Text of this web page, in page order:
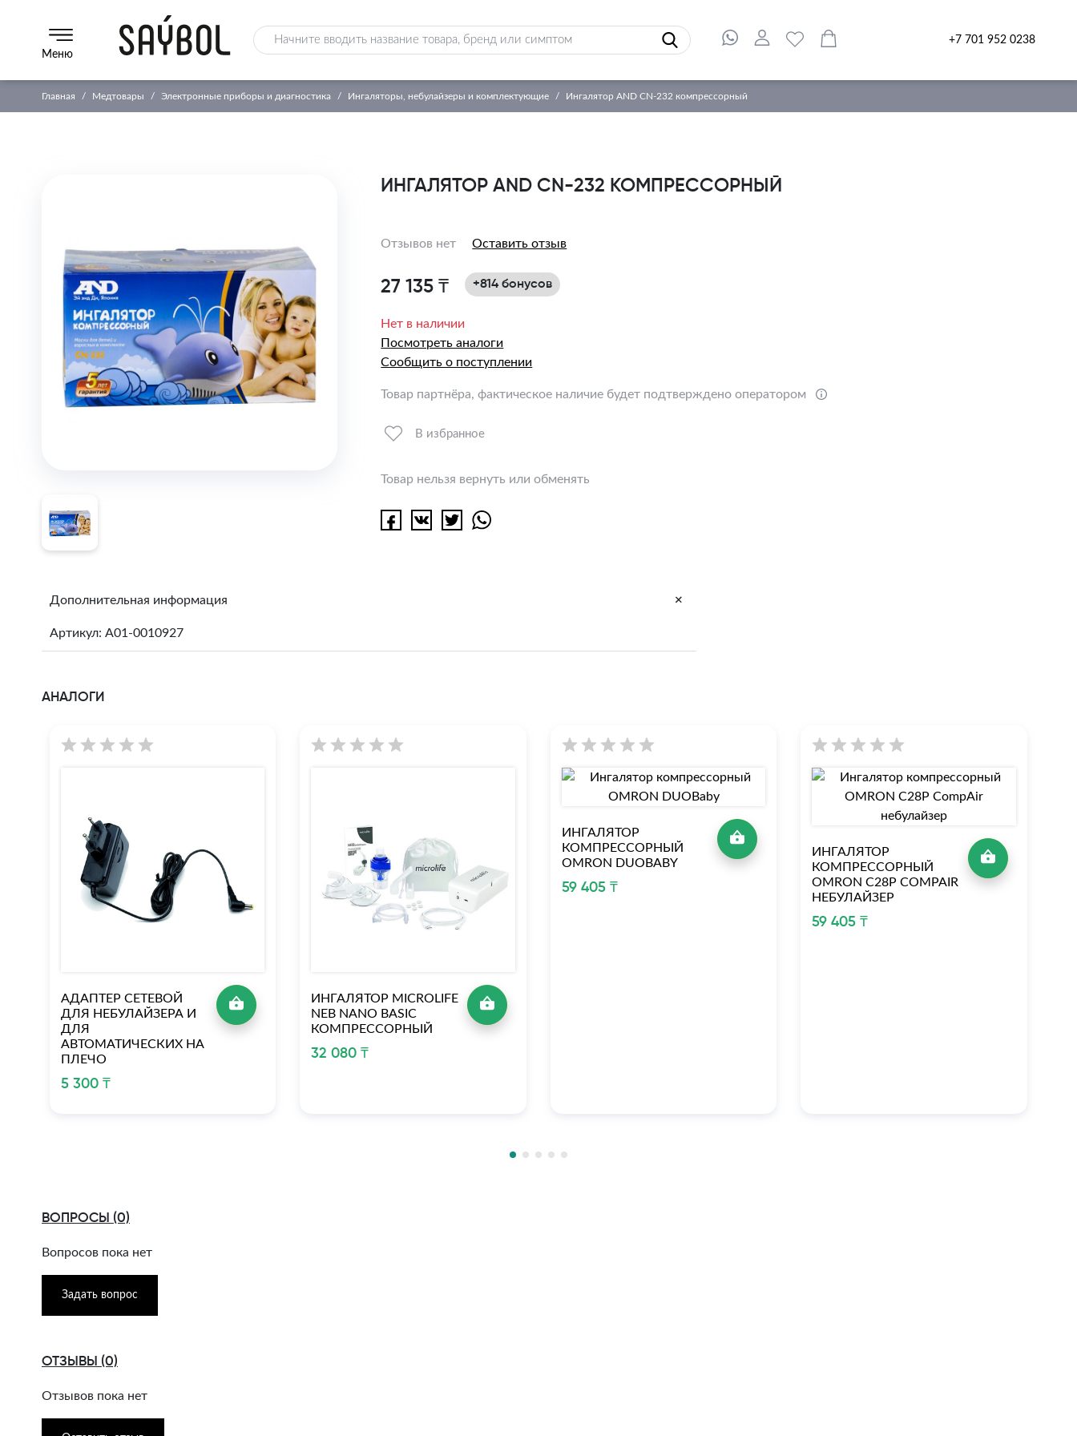
Меню
+7 701 952 0238
Главная Медтовары Электронные приборы и диагностика Ингаляторы, небулайзеры и комплектующие Ингалятор AND CN-232 компрессорный
ИНГАЛЯТОР AND CN-232 КОМПРЕССОРНЫЙ
Отзывов нет Оставить отзыв
27 135 ₸ +814 бонусов
Нет в наличии
Посмотреть аналоги
Сообщить о поступлении
Товар партнёра, фактическое наличие будет подтверждено оператором
В избранное
Товар нельзя вернуть или обменять
Дополнительная информация +
Артикул: A01-0010927
АНАЛОГИ
АДАПТЕР СЕТЕВОЙ
ДЛЯ НЕБУЛАЙЗЕРА И
ДЛЯ
АВТОМАТИЧЕСКИХ НА
ПЛЕЧО
5 300 ₸
ИНГАЛЯТОР MICROLIFE
NEB NANO BASIC
КОМПРЕССОРНЫЙ
32 080 ₸
ИНГАЛЯТОР
КОМПРЕССОРНЫЙ
OMRON DUOBABY
59 405 ₸
ИНГАЛЯТОР
КОМПРЕССОРНЫЙ
OMRON C28Р COMPAIR
НЕБУЛАЙЗЕР
59 405 ₸
ВОПРОСЫ (0)
Вопросов пока нет
Задать вопрос
ОТЗЫВЫ (0)
Отзывов пока нет